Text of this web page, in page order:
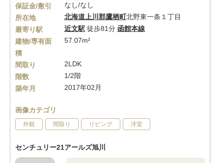
保証金/敷引
なし/なし
所在地
北海道 上川郡鷹栖町北野東一条１丁目
最寄り駅
近文駅 徒歩81分 函館本線
建物/専有面
積
57.07m²
間取り
2LDK
階数
1/2階
築年月
2017年02月
画像カテゴリ
外観 間取り リビング 洋室
センチュリー21アールズ旭川